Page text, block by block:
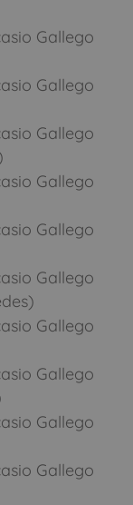
Gallego
Gallego
Gallego
Gallego
Gallego
Gallego
Gallego
Gallego
Gallego
Gallego